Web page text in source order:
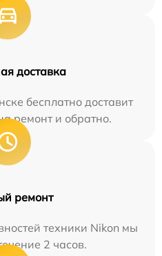
доставка
бесплатно доставит
ремонт и обратно.
ремонт
техники Nikon мы
2 часов.